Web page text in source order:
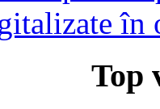
în
Top